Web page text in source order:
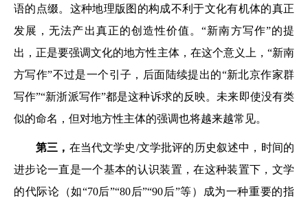
语的点缀。这种地理版图的构成不利于文化有机体的真正
发展，无法产出真正的创造性价值。“新南方写作”的提
出，正是要强调文化的地方性主体，在这个意义上，“新南
方写作”不过是一个引子，后面陆续提出的“新北京作家群
写作”“新浙派写作”都是这种诉求的反映。未来即使没有类
似的命名，但对地方性主体的强调也将越来越常见。
第三， 在当代文学史/文学批评的历史叙述中，时间的
进步论一直是一个基本的认识装置，在这种装置下，文学
的代际论（如“70后”“80后”“90后”等）成为一种重要的指